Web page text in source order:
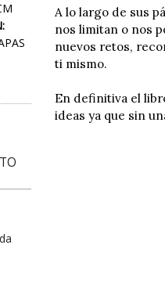
A lo largo de sus
nos limitan o nos
nuevos retos,
ti mismo.
En definitiva el
ideas ya que sin